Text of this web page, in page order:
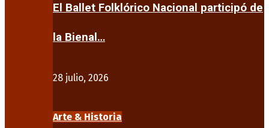
El Ballet Folklórico Nacional participó de
la Bienal…
28 julio, 2026
Arte & Historia